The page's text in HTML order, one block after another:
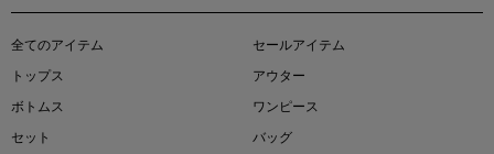
注目の新作が販売開始
全てのアイテム
セールアイテム
トップス
アウター
ボトムス
ワンピース
セット
バッグ